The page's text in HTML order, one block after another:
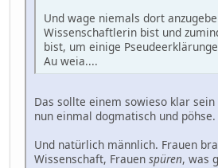
Und wage niemals dort
Wissenschaftlerin bist und
bist, um einige
Au weia....
Das sollte einem sowieso klar
nun einmal dogmatisch und
Und natürlich männlich. Frauen
Wissenschaft, Frauen spüren, was